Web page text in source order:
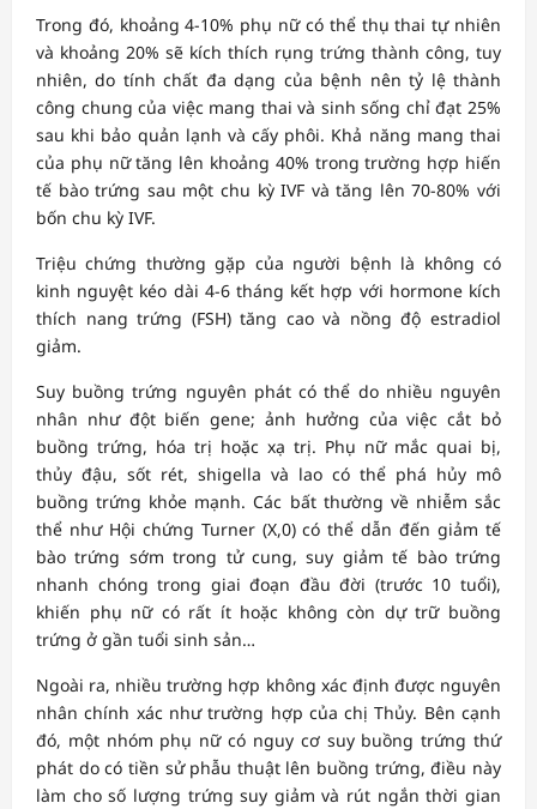
Trong đó, khoảng 4-10% phụ nữ có thể thụ thai tự nhiên
và khoảng 20% sẽ kích thích rụng trứng thành công, tuy
nhiên, do tính chất đa dạng của bệnh nên tỷ lệ thành
công chung của việc mang thai và sinh sống chỉ đạt 25%
sau khi bảo quản lạnh và cấy phôi. Khả năng mang thai
của phụ nữ tăng lên khoảng 40% trong trường hợp hiến
tế bào trứng sau một chu kỳ IVF và tăng lên 70-80% với
bốn chu kỳ IVF.
Triệu chứng thường gặp của người bệnh là không có
kinh nguyệt kéo dài 4-6 tháng kết hợp với hormone kích
thích nang trứng (FSH) tăng cao và nồng độ estradiol
giảm.
Suy buồng trứng nguyên phát có thể do nhiều nguyên
nhân như đột biến gene; ảnh hưởng của việc cắt bỏ
buồng trứng, hóa trị hoặc xạ trị. Phụ nữ mắc quai bị,
thủy đậu, sốt rét, shigella và lao có thể phá hủy mô
buồng trứng khỏe mạnh. Các bất thường về nhiễm sắc
thể như Hội chứng Turner (X,0) có thể dẫn đến giảm tế
bào trứng sớm trong tử cung, suy giảm tế bào trứng
nhanh chóng trong giai đoạn đầu đời (trước 10 tuổi),
khiến phụ nữ có rất ít hoặc không còn dự trữ buồng
trứng ở gần tuổi sinh sản…
Ngoài ra, nhiều trường hợp không xác định được nguyên
nhân chính xác như trường hợp của chị Thủy. Bên cạnh
đó, một nhóm phụ nữ có nguy cơ suy buồng trứng thứ
phát do có tiền sử phẫu thuật lên buồng trứng, điều này
làm cho số lượng trứng suy giảm và rút ngắn thời gian